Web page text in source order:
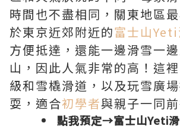
時間也不盡相同，關東地區
於東京近郊附近的富士山
方便抵達，還能一邊滑雪一
山，因此人氣非常的高！這
級和雪橇滑道，以及玩雪廣
耍，適合初學者與親子一同前
點我預定→富士山Yeti